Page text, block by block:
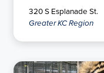
320 S Esplanade St.
Greater KC Region